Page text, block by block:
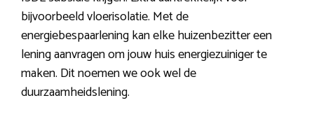
bijvoorbeeld vloerisolatie. Met de
energiebespaarlening kan elke huizenbezitter een
lening aanvragen om jouw huis energiezuiniger te
maken. Dit noemen we ook wel de
duurzaamheidslening.